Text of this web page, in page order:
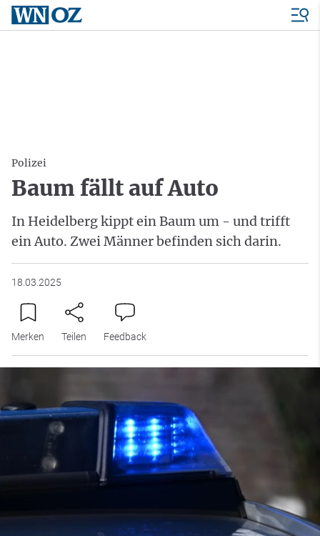
Polizei
Baum fällt auf Auto
In Heidelberg kippt ein Baum um - und trifft
ein Auto. Zwei Männer befinden sich darin.
18.03.2025
Merken Teilen Feedback